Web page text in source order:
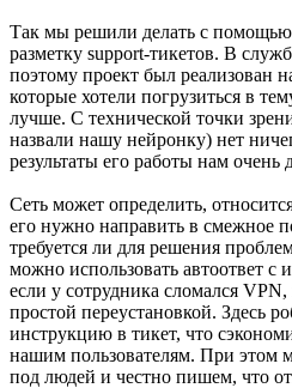
Так мы решили делать с
разметку support-тикетов. В
поэтому проект был реализован
которые хотели погрузиться в
лучше. С технической точки
назвали нашу нейронку) нет
результаты его работы нам очень
Сеть может определить,
его нужно направить в смежное
требуется ли для решения
можно использовать автоответ с
если у сотрудника сломался
простой переустановкой. Здесь
инструкцию в тикет, что
нашим пользователям. При этом
под людей и честно пишем, что